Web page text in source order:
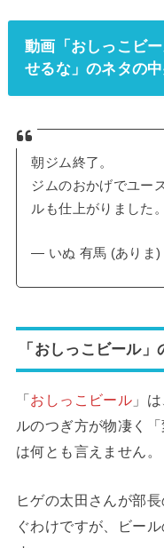
動画「おしっこビ
せるな」のネタの中
朝ジム終了。
ジムのおかげでユー
ルも仕上がりました。
— いぬ 有馬 (ありま)
「おしっこビール」
「おしっこビール 」
ルのつぎ方が物凄く
は何とも言えません。
ヒゲの太田さんが部
ぐわけですが、ビー